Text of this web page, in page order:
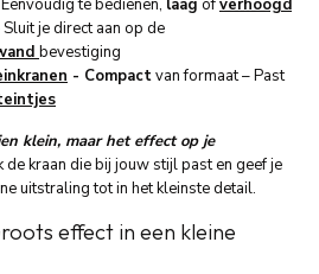
te bedienen, laag ofverhoogd
Sluit je direct aan op de
bevestiging
- Compactvan formaat – Past
klein, maar het effect op je
de kraan die bij jouw stijl past en geef je
uitstraling tot in het kleinste detail.
effect in een kleine